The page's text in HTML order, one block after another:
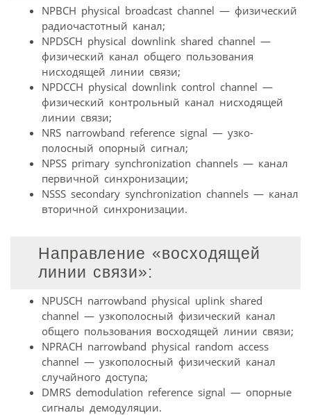
NPBCH physical broadcast channel — физический
радиочастотный канал;
NPDSCH physical downlink shared channel —
физический канал общего пользования
нисходящей линии связи;
NPDCCH physical downlink control channel —
физический контрольный канал нисходящей
линии связи;
NRS narrowband reference signal — узко­
полосный опорный сигнал;
NPSS primary synchronization channels — канал
первичной синхронизации;
NSSS secondary synchronization channels — канал
вторичной синхронизации.
Направление «восходящей
линии связи»:
NPUSCH narrowband physical uplink shared
channel — узкополосный физический канал
общего пользования восходящей линии связи;
NPRACH narrowband physical random access
channel — узкополосный физический канал
случайного доступа;
DMRS demodulation reference signal — опорные
сигналы демодуляции.